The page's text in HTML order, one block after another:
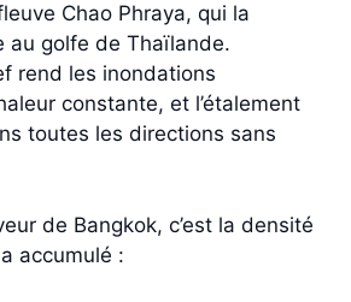
Chao Phraya, qui la
au golfe de Thaïlande.
rend les inondations
constante, et l’étalement
toutes les directions sans
de Bangkok, c’est la densité
accumulé :